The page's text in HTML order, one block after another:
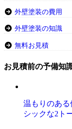
外壁塗装の費用
外壁塗装の知識
無料お見積
お見積前の予備知
温もりのある
シックな2ト